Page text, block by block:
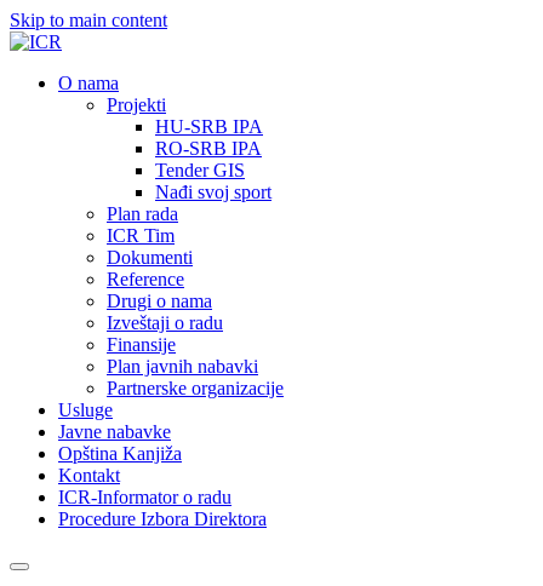
Skip to main content
О nama
Projekti
HU-SRB IPA
RO-SRB IPA
Tender GIS
Nađi svoj sport
Plan rada
ICR Tim
Dokumenti
Reference
Drugi o nama
Izveštaji o radu
Finansije
Plan javnih nabavki
Partnerske organizacije
Usluge
Javne nabavke
Opština Kanjiža
Kontakt
ICR-Informator o radu
Procedure Izbora Direktora